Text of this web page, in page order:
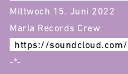
Mittwoch 15. Juni 2022
Marla Records Crew
https://
-*-